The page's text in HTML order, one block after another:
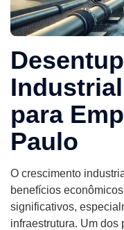
para
Paulo
O crescimento
benefícios
significativos,
infraestrutura. Um dos